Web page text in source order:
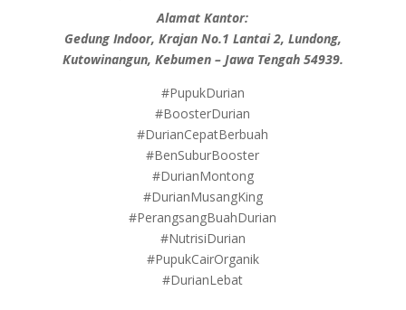
Alamat Kantor:
Gedung Indoor, Krajan No.1 Lantai 2, Lundong,
Kutowinangun, Kebumen – Jawa Tengah 54939.
#PupukDurian
#BoosterDurian
#DurianCepatBerbuah
#BenSuburBooster
#DurianMontong
#DurianMusangKing
#PerangsangBuahDurian
#NutrisiDurian
#PupukCairOrganik
#DurianLebat